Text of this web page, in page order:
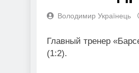
Володимир Українець
Главный тренер
(1:2).